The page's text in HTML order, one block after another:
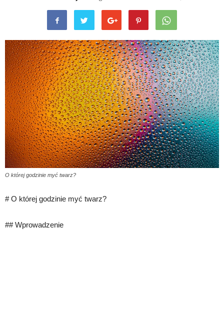
O której godzinie myć twarz?
# O której godzinie myć twarz?
## Wprowadzenie